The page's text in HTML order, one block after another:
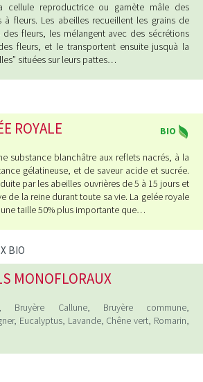
cellule reproductrice ou gamète mâle des
à fleurs. Les abeilles recueillent les grains de
fleurs, les mélangent avec des sécrétions
fleurs, et le transportent ensuite jusquà la
situées sur leurs pattes…
ROYALE BIO
substance blanchâtre aux reflets nacrés, à la
gélatineuse, et de saveur acide et sucrée.
par les abeilles ouvrières de 5 à 15 jours et
de la reine durant toute sa vie. La gelée royale
taille 50% plus importante que…
BIO
MONOFLORAUX
Bruyère Callune, Bruyère commune,
Eucalyptus, Lavande, Chêne vert, Romarin,